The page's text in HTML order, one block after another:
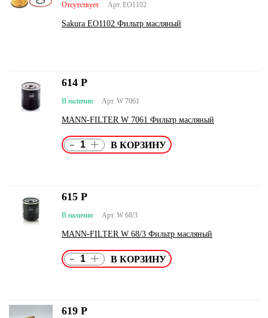
Арт. EO1102
Отсутствует
Sakura EO1102 Фильтр масляный
Арт. W 7061
В наличии
MANN-FILTER W 7061 Фильтр масляный
614 Р
- +
Арт. W 68/3
В наличии
MANN-FILTER W 68/3 Фильтр масляный
615 Р
- +
619 Р